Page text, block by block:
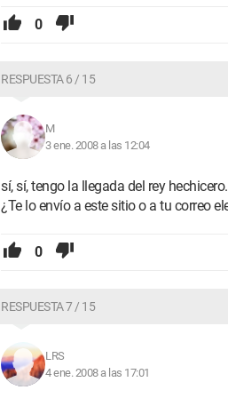
0
RESPUESTA 6 / 15
M
3 ene. 2008 a las 12:04
sí, sí, tengo la llegada del rey hechicero.
¿Te lo envío a este sitio o a tu correo
0
RESPUESTA 7 / 15
LRS
4 ene. 2008 a las 17:01